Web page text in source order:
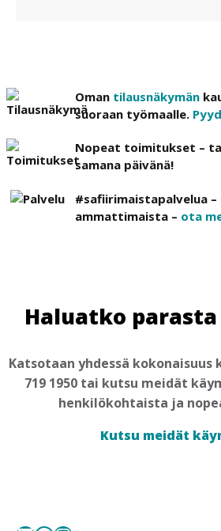
Oman tilausnäkymän
suoraan työmaalle.
Nopeat toimitukset –
samana päivänä!
#safiirimaistapalvelua –
ammattimaista – ota
Haluatko
Katsotaan yhdessä
719 1950 tai kutsu meidät
henkilökohtaista ja
Kutsu meidät